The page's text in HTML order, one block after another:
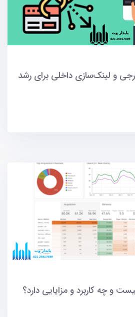
و لینک‌سازی داخلی برای رشد
و چه کاربرد و مزایایی دارد؟